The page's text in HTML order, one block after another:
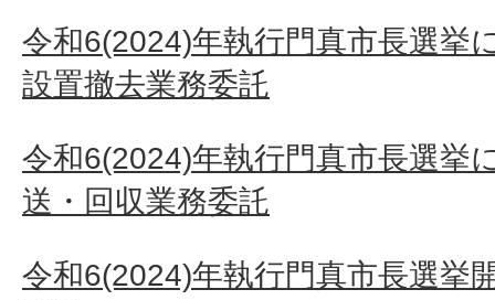
令和6(2024)年執行門真市長選挙
設置撤去業務委託
令和6(2024)年執行門真市長選挙
送・回収業務委託
令和6(2024)年執行門真市長選挙